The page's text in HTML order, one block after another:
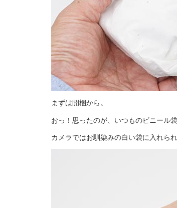
まずは開梱から。
おっ！思ったのが、いつものビニール
カメラではお馴染みの白い袋に入れら